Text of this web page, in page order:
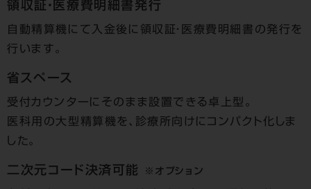
領収証・医療費明細書発行
自動精算機にて入金後に領収証・医療費明細書の発行を
行います。
省スペース
受付カウンターにそのまま設置できる卓上型。
医科用の大型精算機を、診療所向けにコンパクト化しま
した。
二次元コード決済可能 ※オプション